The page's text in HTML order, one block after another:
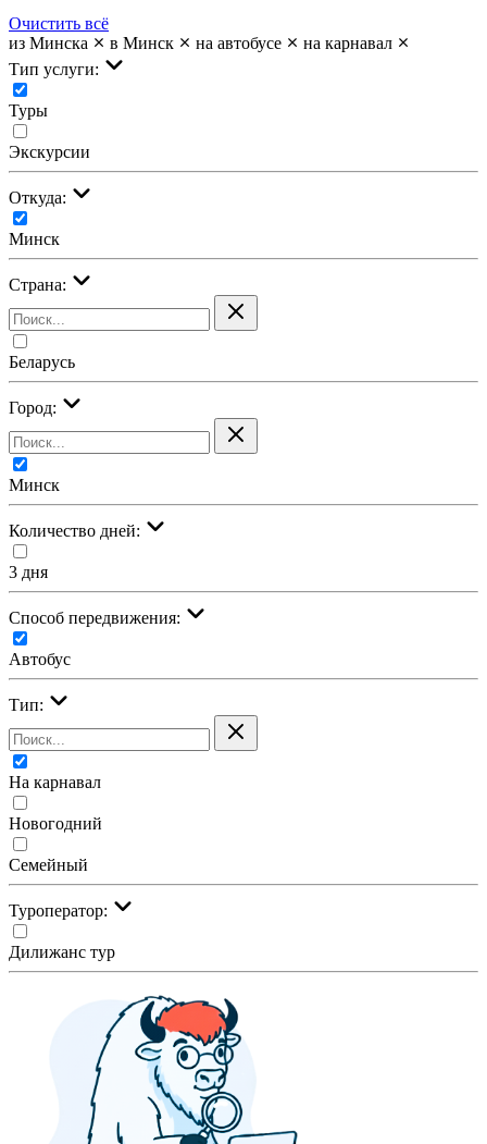
Очистить всё
из Минска
в Минск на автобусе
на карнавал
Тип услуги:
Туры
Экскурсии
Откуда:
Минск
Страна:
Беларусь
Город:
Минск
Количество дней:
3 дня
Cпособ передвижения:
Автобус
Тип:
На карнавал
Новогодний
Семейный
Туроператор:
Дилижанс тур